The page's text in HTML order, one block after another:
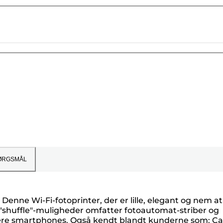
Wi-Fi-fotoprinter, der er lille, elegant og nem at
muligheder omfatter fotoautomat-striber og
smartphones. Også kendt blandt kunderne som: